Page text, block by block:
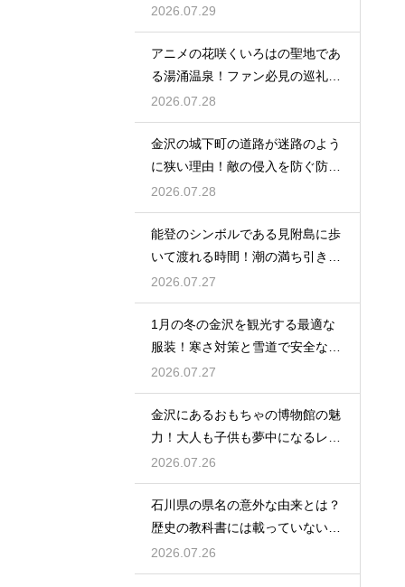
芸品
2026.07.29
アニメの花咲くいろはの聖地であ
る湯涌温泉！ファン必見の巡礼ス
ポット
2026.07.28
金沢の城下町の道路が迷路のよう
に狭い理由！敵の侵入を防ぐ防衛
の知恵
2026.07.28
能登のシンボルである見附島に歩
いて渡れる時間！潮の満ち引きが
生む奇跡
2026.07.27
1月の冬の金沢を観光する最適な
服装！寒さ対策と雪道で安全な靴
の選び方
2026.07.27
金沢にあるおもちゃの博物館の魅
力！大人も子供も夢中になるレト
ロな世界
2026.07.26
石川県の県名の意外な由来とは？
歴史の教科書には載っていない興
味深い話
2026.07.26